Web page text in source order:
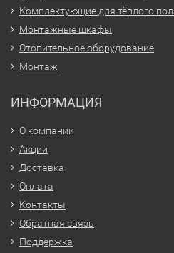
Комплектующие для тёплого
Монтажные шкафы
Отопительное оборудование
Монтаж
ИНФОРМАЦИЯ
О компании
Акции
Доставка
Оплата
Контакты
Обратная связь
Поддержка